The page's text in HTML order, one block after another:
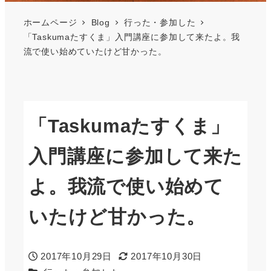
ホームページ Blog
行った・参加した
「Taskumaたすくま」入門講座に参加して来たよ。我
流で使い始めていたけど甘かった。
「Taskumaたすくま」
入門講座に参加して来た
よ。我流で使い始めて
いたけど甘かった。
投稿日
2017年10月29日
更新日
2017年10月30日